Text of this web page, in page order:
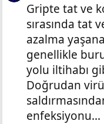
Gripte tat ve
sırasında tat
azalma
genellikle
yolu iltihabı
Doğrudan
enfeksiyonu...